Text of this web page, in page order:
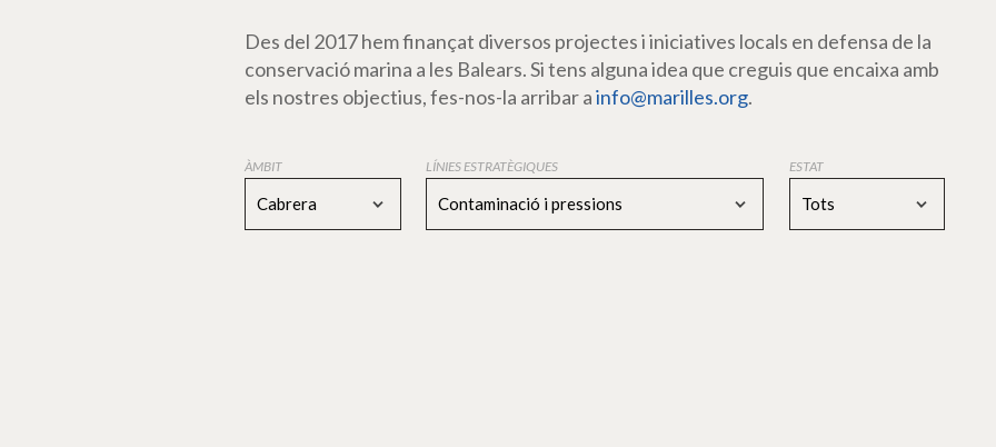
Des del 2017 hem finançat diversos projectes i iniciatives locals en defensa de la
conservació marina a les Balears. Si tens alguna idea que creguis que encaixa amb
els nostres objectius, fes-nos-la arribar ainfo@marilles.org.
ÀMBIT
Cabrera
LÍNIES ESTRATÈGIQUES
Contaminació i pressions
ESTAT
Tots